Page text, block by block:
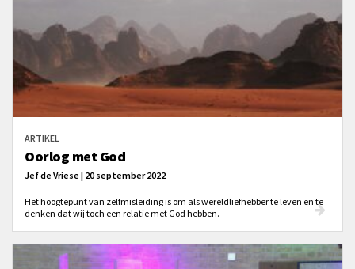
ARTIKEL
Oorlog met God
Jef de Vriese | 20 september 2022
Het hoogtepunt van zelfmisleiding is om als wereldliefhebber te leven en te
denken dat wij toch een relatie met God hebben.